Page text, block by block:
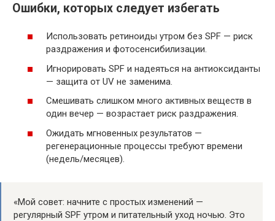
Ошибки, которых следует избегать
Использовать ретиноиды утром без SPF — риск
раздражения и фотосенсибилизации.
Игнорировать SPF и надеяться на антиоксиданты
— защита от UV не заменима.
Смешивать слишком много активных веществ в
один вечер — возрастает риск раздражения.
Ожидать мгновенных результатов —
регенерационные процессы требуют времени
(недель/месяцев).
«Мой совет: начните с простых изменений —
регулярный SPF утром и питательный уход ночью. Это